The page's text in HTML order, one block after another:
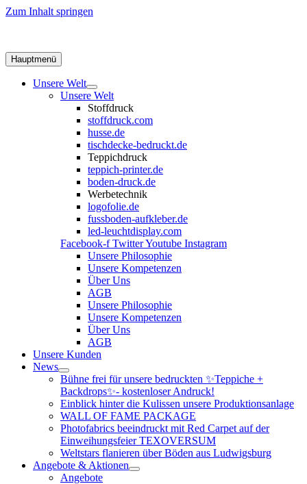
Zum Inhalt springen
Hauptmenü
Unsere Welt
Unsere Welt
Stoffdruck
stoffdruck.com
husse.de
tischdecke-bedruckt.de
Teppichdruck
teppich-printer.de
boden-druck.de
Werbetechnik
logofolie.de
fussboden-aufkleber.de
led-leuchtdisplay.com
Facebook-f TwitterYoutube Instagram
Unsere Philosophie
Unsere Kompetenzen
Über Uns
AGB
Unsere Philosophie
Unsere Kompetenzen
Über Uns
AGB
Unsere Kunden
News
Bühne frei für unsere bedruckten ✨Teppiche +
Backdrops✨- kostenloser Andruck!
Einblick hinter die Kulissen unsere Produktionsanlage
WALL OF FAME PACKAGE
Photofabrics beeindruckt mit Red Carpet auf der
Einweihungsfeier TEXOVERSUM
Weltstars flanieren über Böden aus Ludwigsburg
Angebote & Aktionen
Angebote